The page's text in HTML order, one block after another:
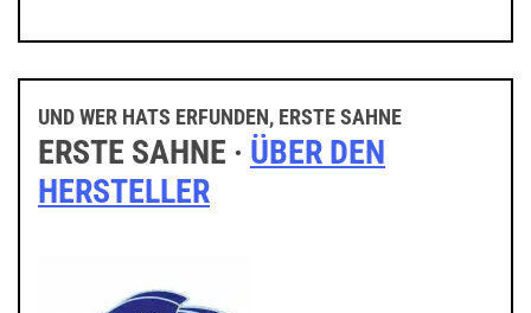
UND WER HATS ERFUNDEN, ERSTE SAHNE
ERSTE SAHNE · ÜBER DEN
HERSTELLER